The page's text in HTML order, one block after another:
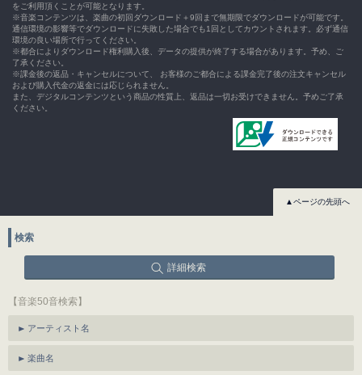
をご利用頂くことが可能となります。
※音楽コンテンツは、楽曲の初回ダウンロード＋9回まで無期限でダウンロードが可能です。
通信環境の影響等でダウンロードに失敗した場合でも1回としてカウントされます。必ず通信
環境の良い場所で行ってください。
※都合によりダウンロード権利購入後、データの提供が終了する場合があります。予め、ご
了承ください。
※課金後の返品・キャンセルについて、 お客様のご都合による課金完了後の注文キャンセル
および購入代金の返金には応じられません。
また、デジタルコンテンツという商品の性質上、返品は一切お受けできません。予めご了承
ください。
▲ページの先頭へ
検索
詳細検索
【音楽50音検索】
アーティスト名
楽曲名